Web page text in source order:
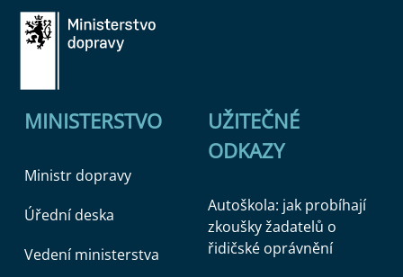
MINISTERSTVO
Ministr dopravy
Úřední deska
Vedení ministerstva
UŽITEČNÉ
ODKAZY
Autoškola: jak probíhají
zkoušky žadatelů o
řidičské oprávnění